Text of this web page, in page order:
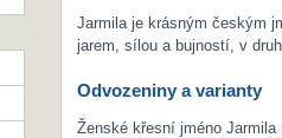
Jarmila je krásným českým
jarem, sílou a bujností, v
Odvozeniny a varianty
Ženské křesní jméno